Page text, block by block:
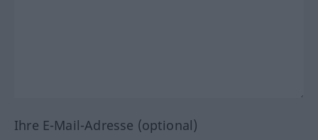
Ihre E-Mail-Adresse (optional)